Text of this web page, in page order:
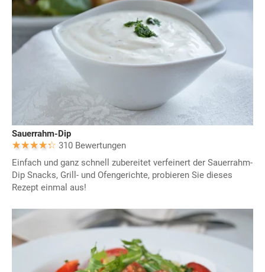
Sauerrahm-Dip
310 Bewertungen
Einfach und ganz schnell zubereitet verfeinert der Sauerrahm-
Dip Snacks, Grill- und Ofengerichte, probieren Sie dieses
Rezept einmal aus!